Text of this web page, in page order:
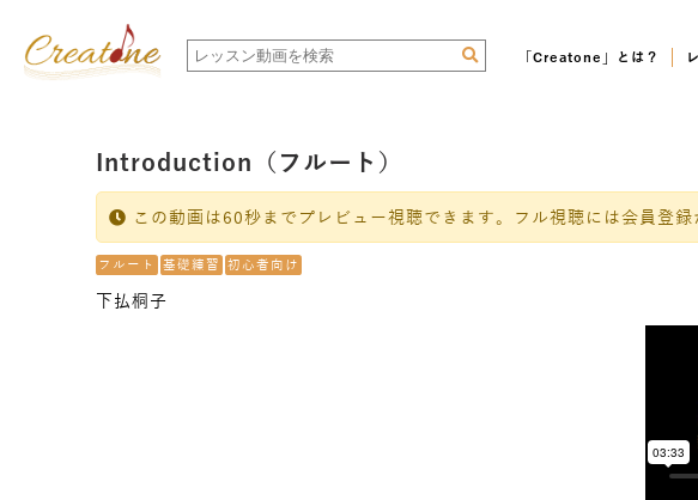
「Creatone」とは？
Introduction（フルート）
この動画は60秒までプレビュー視聴できます。フル視聴には会員登録
フルート 基礎練習 初心者向け
下払桐子